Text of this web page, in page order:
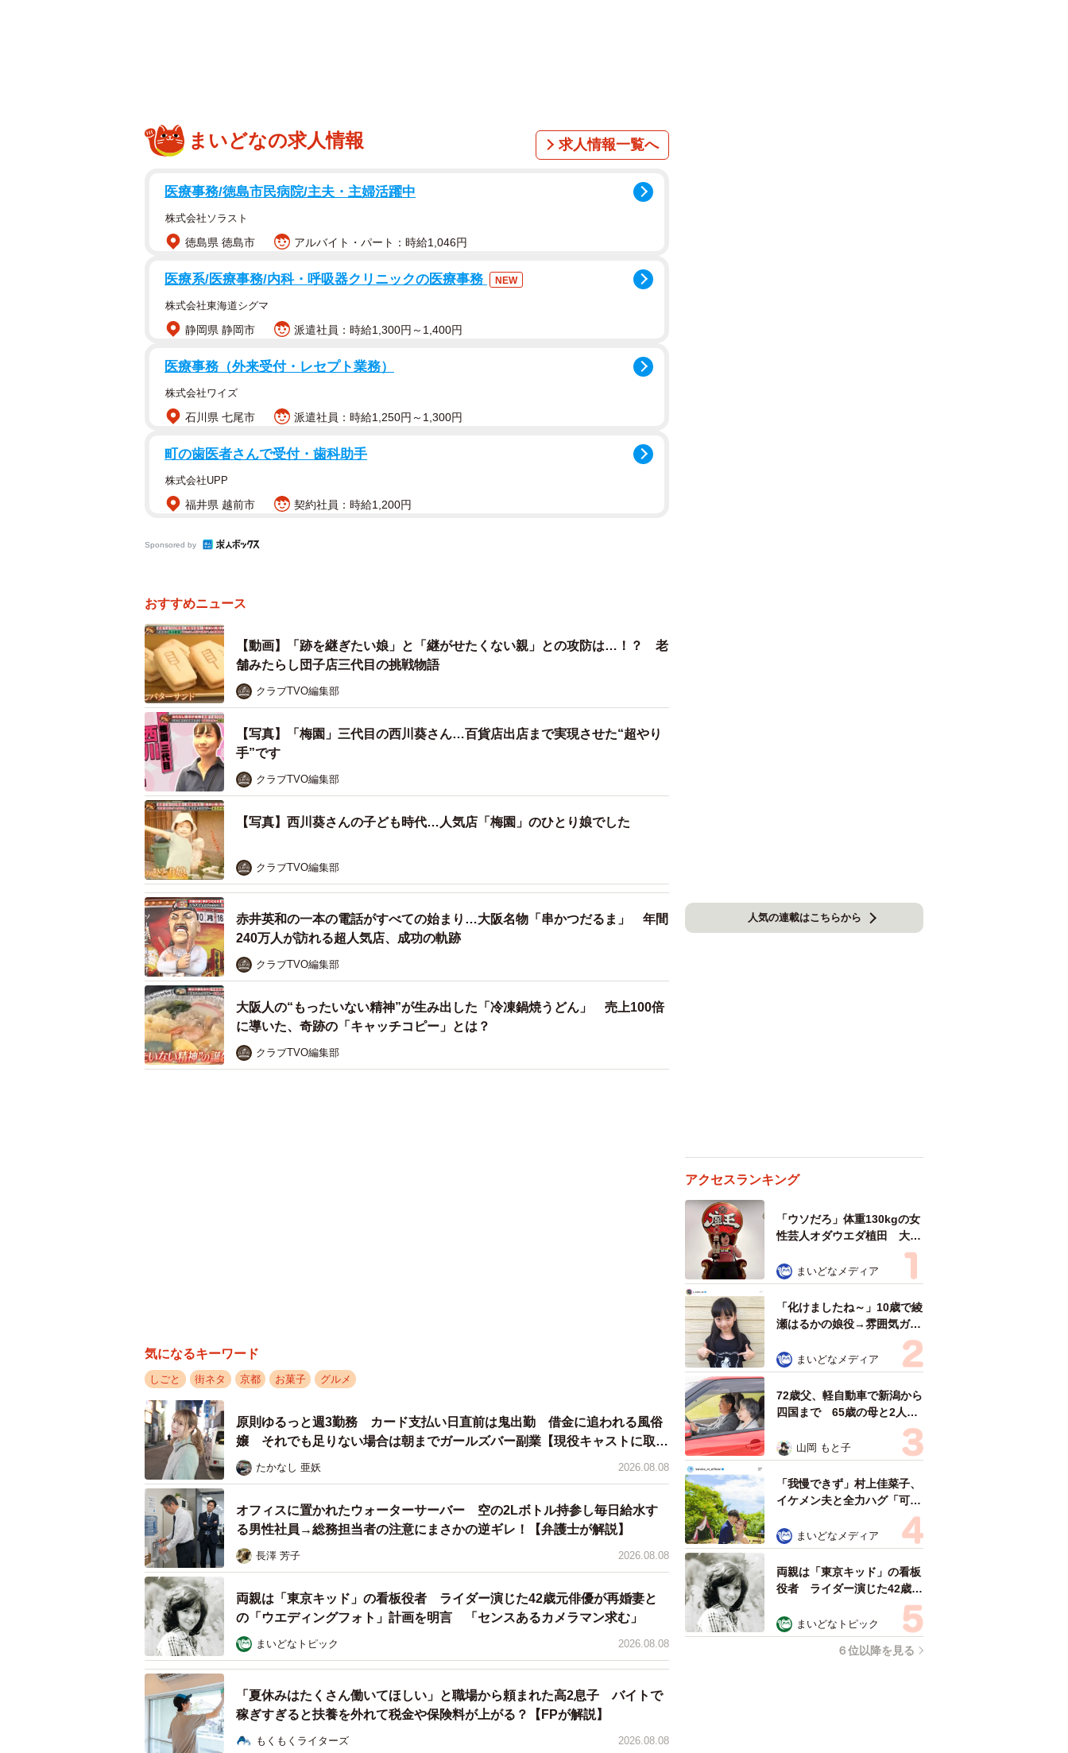
話を伺ったのは「梅園」三代目の西川葵さん。どこかおっとりした雰囲気が漂うイメージと
は裏腹に、2010年に経営を両親から引き継ぐと店舗数を2店舗から6店舗に、商品ラインナ
ップを3倍以上に、そして百貨店への出店まで実現させた超やり手！しかしそこには、「跡
を継ぎたい娘」と「継がせたくない両親」の物語がありました。
約100年続く人気店「梅園」 店を継ぎたい娘が、継がせたくない両親を説得
した驚きの作戦とは
約100年続く人気店「梅園」。店を継ぎたい娘と、継がせたくない両親！？©テレビ大阪
時は経ち、高校3年生になった葵。両親に大学進学や将来何をやりたいかについて尋ねら
れ、「梅園を継ぐ」と伝えたところ、なんと大反対されます。葵は幼いころから当たり前の
ように「梅園を継ぐつもり」でいましたが、娘に大変な思いをさせたくない両親は「継がさ
ないつもり」と一点張り。そこで葵は継ぎたい気持ちを内に秘め、両親を安心させるために
あっさりと大学の「国際文化学部」への進学を決めます。
しかし、そこには両親には伝えなかった葵の戦略がありました。これから京都は外国人観光
客が増えると予想し、大学での学びは梅園の経営にも役立つだろうと考えていたのです。さ
まいどなの求人情報 求人情報一覧へ
医療事務/徳島市民病院/主夫・主婦活躍中
株式会社ソラスト
徳島県 徳島市 アルバイト・パート：時給1,046円
医療系/医療事務/内科・呼吸器クリニックの医療事務 NEW
株式会社東海道シグマ
静岡県 静岡市 派遣社員：時給1,300円～1,400円
医療事務（外来受付・レセプト業務）
株式会社ワイズ
石川県 七尾市 派遣社員：時給1,250円～1,300円
町の歯医者さんで受付・歯科助手
株式会社UPP
福井県 越前市 契約社員：時給1,200円
Sponsored by
おすすめニュース
【動画】「跡を継ぎたい娘」と「継がせたくない親」との攻防は…！？ 老
舗みたらし団子店三代目の挑戦物語
クラブTVO編集部
【写真】「梅園」三代目の西川葵さん…百貨店出店まで実現させた“超やり
手”です
クラブTVO編集部
【写真】西川葵さんの子ども時代…人気店「梅園」のひとり娘でした
クラブTVO編集部
赤井英和の一本の電話がすべての始まり…大阪名物「串かつだるま」 年間
240万人が訪れる超人気店、成功の軌跡
クラブTVO編集部
大阪人の“もったいない精神”が生み出した「冷凍鍋焼うどん」 売上100倍
に導いた、奇跡の「キャッチコピー」とは？
クラブTVO編集部
気になるキーワード
しごと 街ネタ 京都 お菓子 グルメ
原則ゆるっと週3勤務 カード支払い日直前は鬼出勤 借金に追われる風俗
嬢 それでも足りない場合は朝までガールズバー副業【現役キャストに取
材】
たかなし 亜妖 2026.08.08
オフィスに置かれたウォーターサーバー 空の2Lボトル持参し毎日給水す
る男性社員→総務担当者の注意にまさかの逆ギレ！【弁護士が解説】
長澤 芳子 2026.08.08
両親は「東京キッド」の看板役者 ライダー演じた42歳元俳優が再婚妻と
の「ウエディングフォト」計画を明言 「センスあるカメラマン求む」
まいどなトピック 2026.08.08
「夏休みはたくさん働いてほしい」と職場から頼まれた高2息子 バイトで
稼ぎすぎると扶養を外れて税金や保険料が上がる？【FPが解説】
もくもくライターズ 2026.08.08
人気の連載はこちらから
アクセスランキング
「ウソだろ」体重130kgの女
性芸人オダウエダ植田 大学
時代のほっそり姿に「マジ
で」 まいどなメディア
「化けましたね～」10歳で綾
瀬はるかの娘役→雰囲気ガラ
リの18歳に成長 「メイクで
雰囲気が」「宝塚に入れそ
う」
まいどなメディア
72歳父、軽自動車で新潟から
四国まで 65歳の母と2人で
3泊4日の旅 パーキングの休
憩まで分刻み… 「大学生で
も組まねえよ！」
山岡 もと子
「我慢できず」村上佳菜子、
イケメン夫と全力ハグ「可愛
いふたり」「素敵なご夫婦」
まいどなメディア
両親は「東京キッド」の看板
役者 ライダー演じた42歳元
俳優が再婚妻との「ウエディ
ングフォト」計画を明言
「センスあるカメラマン求
まいどなトピック
６位以降を見る